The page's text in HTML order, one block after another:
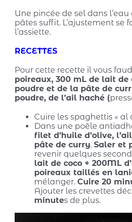
Une pincée de sel dans l’eau
pâtes suffit. L’ajustement se
l’assiette.
RECETTES
Pour cette recette il vous
poireaux, 300 mL de lait de
poudre et de la pâte de
poudre, de l’ail haché (
Cuire les spaghettis « al
Dans une poêle
filet d’huile d’olive,
pâte de curry. Saler et
revenir quelques
lait de coco + 200ML
poireaux taillés en
mélanger. Cuire 20
Ajouter les crevettes
minutes de plus.